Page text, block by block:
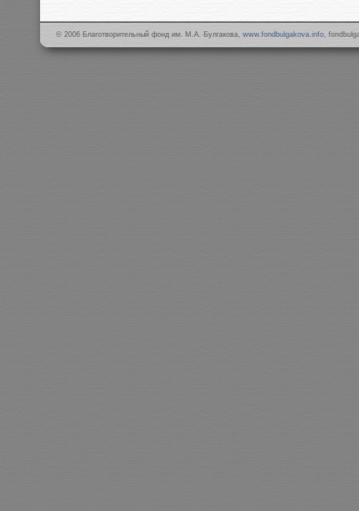
© 2006 Благотворительный фонд им. М.А. Булгакова, www.fondbulgakova.info,